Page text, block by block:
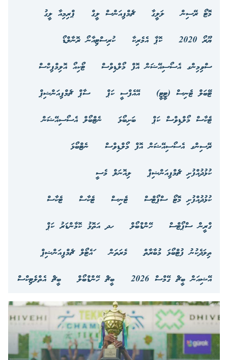
މޮޓޯ ރޭސިން
ލަލީގާ ޗެމްޕިއަންސް ލީގް
ޕްރިމިއާ ލީގު
ޔޫރޯ 2020
ކޮޕާ އެމެރިކާ
ކުރިސްޓިއާނޯ ރޮނާލްޑޯ
ސްވިމިންގ އެސޯސިއޭޝަން އޮފް މޯލްޑިވްސް
ޓޯކިއޯ އޮލިމްޕިކްސް
ޓޭބަލް ޓެނިސް (ޓީޓީ)
އޭއެފްސީ ކަޕް
ސާޕް ޗެމްޕިއަންޝިޕް
ޓެކާސް މޯލްޑިވްސް ކަޕް
ބަށިބޯޅަ
ނެޓްބޯލް އެސޯސިއޭޝަން
ރޭސިންގ އެސޯސިއޭޝަން އޮފް މޯލްޑިވްސް
ނެޓްބޯޅަ
ކުޅުދުއްފުށި ޗެމްޕިއަންޝިޕް
ލިއޮނަލް މެސީ
ކުޅުދުއްފުށި މޮޓޯ ސްޕޯޓްސް
ޓެނިސް ޓެކާސް
ޓެކާސް
ގްރީން ސްޕޯޓްސް
ހޭންޑްބޯލް
ހދ އަތޮޅު ކޮމާންޑަރު ކަޕް
ތިލަދެކުނު ފުޓްބޯޅަ މުބާރާތް
މެރަތަން
ައެޓޯލް ޗެމްޕިއަންޝިޕް
އޭޝިއަން ބީޗް ގޭމްސް 2026
ބީޗް ހޭންޑްބޯލް ބީޗް އެތްލެޓިކްސް